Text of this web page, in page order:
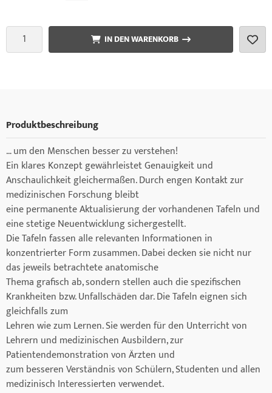
IN DEN WARENKORB
Produktbeschreibung
… um den Menschen besser zu verstehen!
Ein klares Konzept gewährleistet Genauigkeit und
Anschaulichkeit gleichermaßen. Durch engen Kontakt zur
medizinischen Forschung bleibt
eine permanente Aktualisierung der vorhandenen Tafeln und
eine stetige Neuentwicklung sichergestellt.
Die Tafeln fassen alle relevanten Informationen in
konzentrierter Form zusammen. Dabei decken sie nicht nur
das jeweils betrachtete anatomische
Thema grafisch ab, sondern stellen auch die spezifischen
Krankheiten bzw. Unfallschäden dar. Die Tafeln eignen sich
gleichfalls zum
Lehren wie zum Lernen. Sie werden für den Unterricht von
Lehrern und medizinischen Ausbildern, zur
Patientendemonstration von Ärzten und
zum besseren Verständnis von Schülern, Studenten und allen
medizinisch Interessierten verwendet.